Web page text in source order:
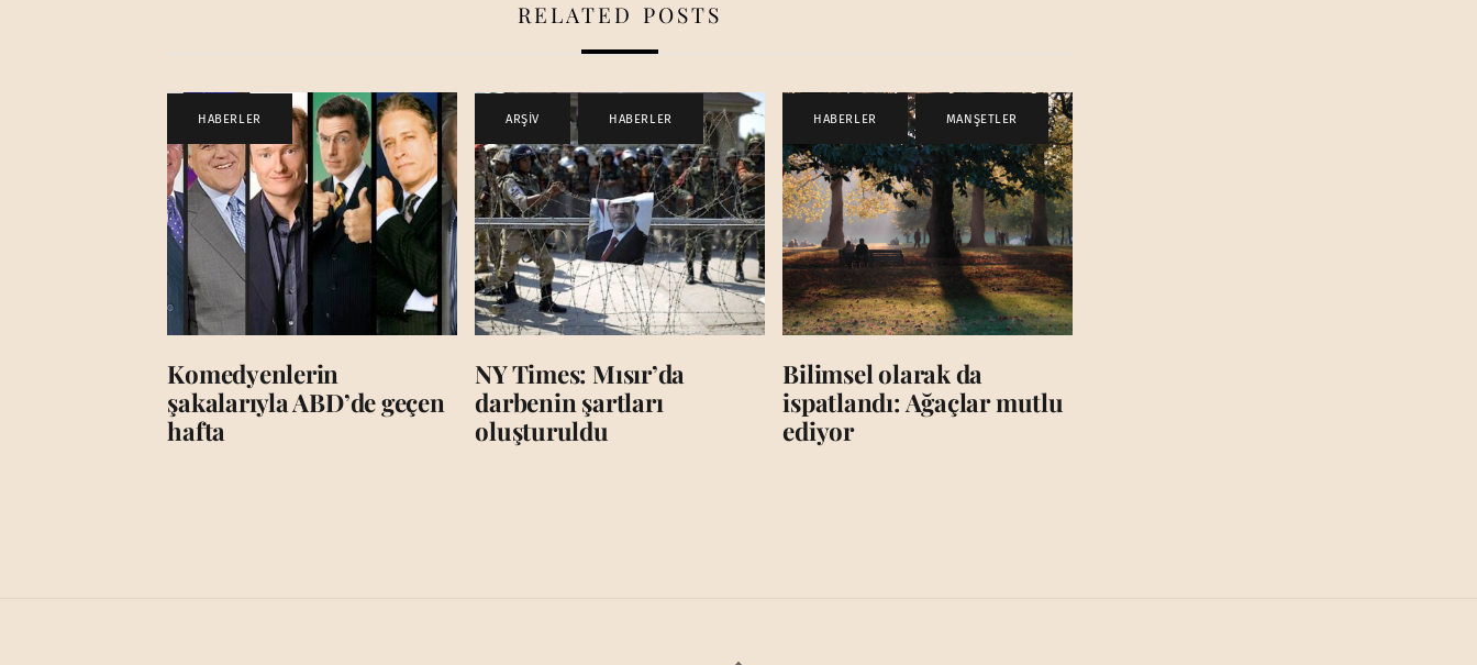
RELATED POSTS
HABERLER
Komedyenlerin
şakalarıyla ABD’de geçen
hafta
ARŞİV , HABERLER
NY Times: Mısır’da
darbenin şartları
oluşturuldu
HABERLER , MANŞETLER
Bilimsel olarak da
ispatlandı: Ağaçlar mutlu
ediyor